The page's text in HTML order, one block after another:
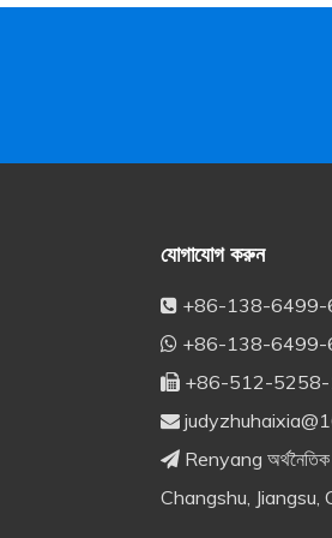
যোগাযোগ করুন
 +86-138-
 +86-138-
 +86-512-

 Renyang
Changshu, Jiangsu,